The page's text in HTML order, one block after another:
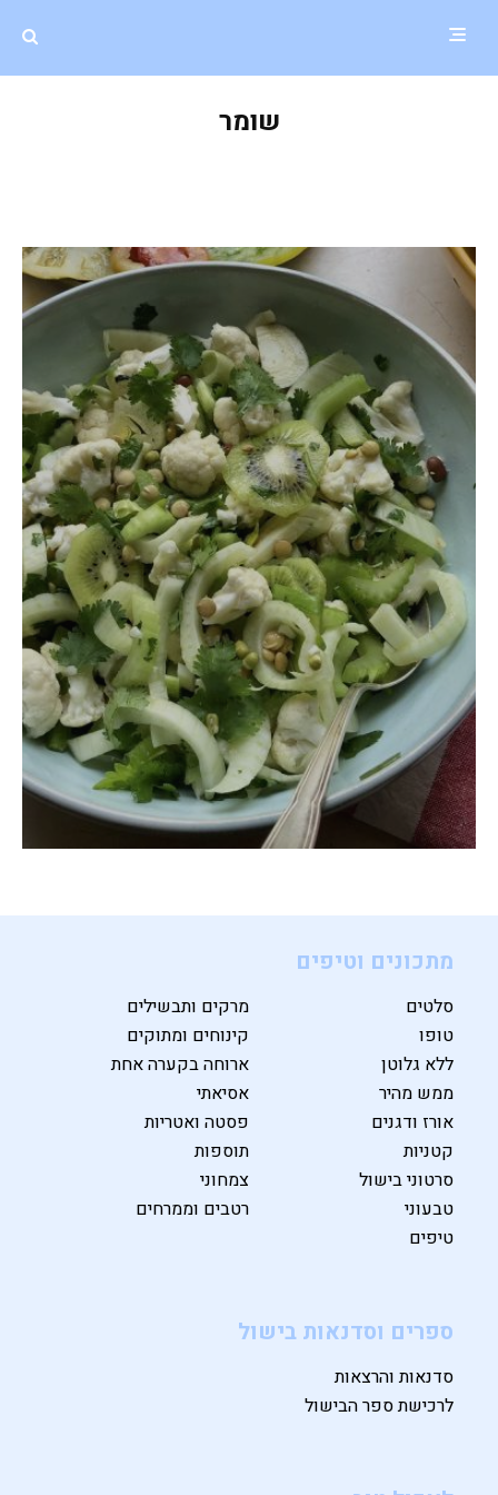
שומר
מתכונים וטיפים
סלטים
מרקים ותבשילים
טופו
קינוחים ומתוקים
ללא גלוטן
ארוחה בקערה אחת
ממש מהיר
אסיאתי
אורז ודגנים
פסטה ואטריות
קטניות
תוספות
סרטוני בישול
צמחוני
טבעוני
רטבים וממרחים
טיפים
ספרים וסדנאות בישול
סדנאות והרצאות
לרכישת ספר הבישול